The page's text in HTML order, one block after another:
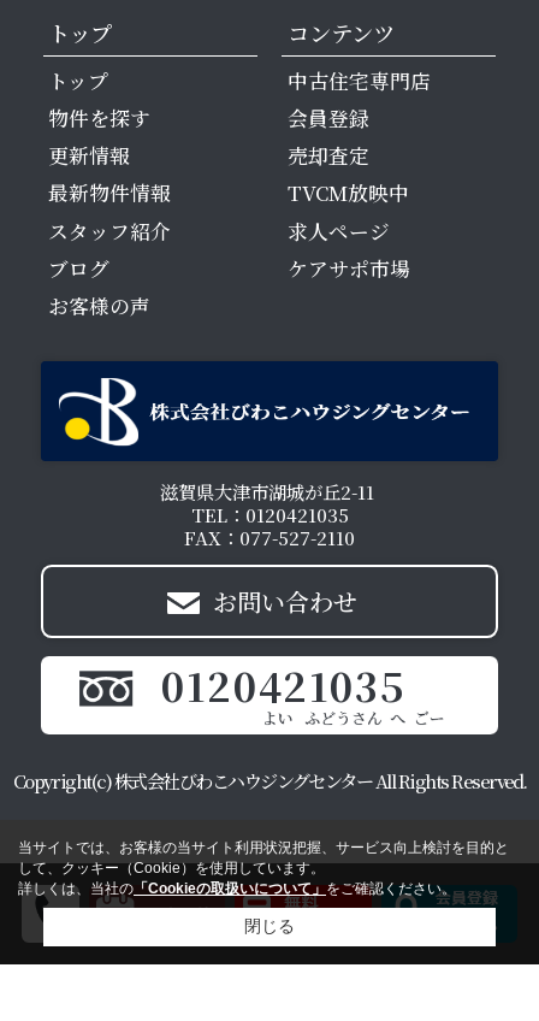
トップ
トップ
物件を探す
更新情報
最新物件情報
スタッフ紹介
ブログ
お客様の声
コンテンツ
中古住宅専門店
会員登録
売却査定
TVCM放映中
求人ページ
ケアサポ市場
滋賀県大津市湖城が丘2-11
TEL：0120421035
FAX：077-527-2110
お問い合わせ
0120421035
Copyright(c) 株式会社びわこハウジングセンター All Rights Reserved.
当サイトでは、お客様の当サイト利用状況把握、サービス向上検討を目的と
して、クッキー（Cookie）を使用しています。
詳しくは、当社の 「Cookieの取扱いについて」 をご確認ください。
閉じる